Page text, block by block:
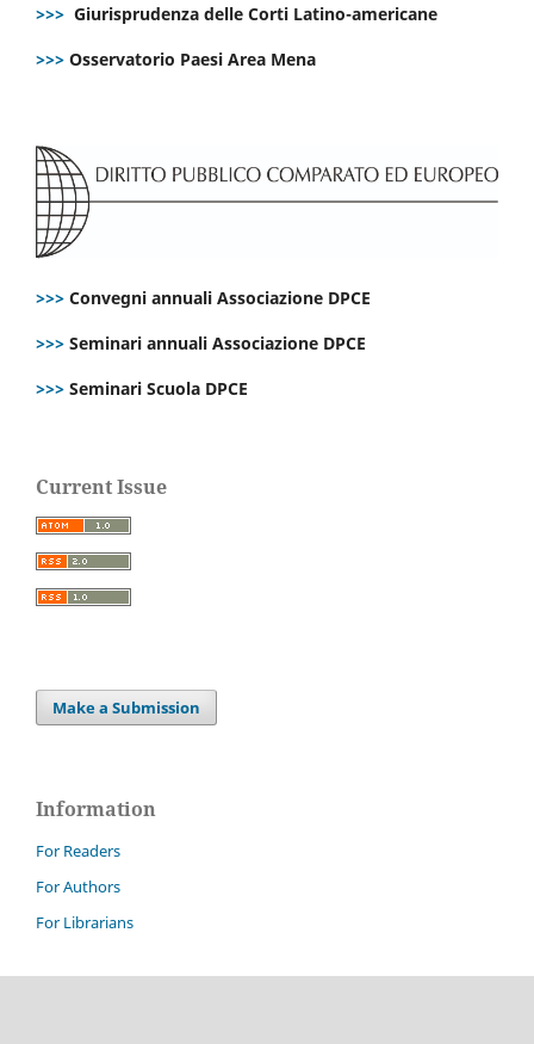
>>> Giurisprudenza delle Corti Latino-americane
>>> Osservatorio Paesi Area Mena
>>> Convegni annuali Associazione DPCE
>>> Seminari annuali Associazione DPCE
>>> Seminari Scuola DPCE
Current Issue
Make a Submission
Information
For Readers
For Authors
For Librarians